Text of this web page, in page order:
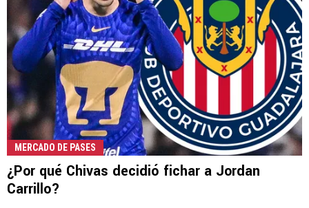
MERCADO DE PASES
¿Por qué Chivas decidió fichar a Jordan
Carrillo?